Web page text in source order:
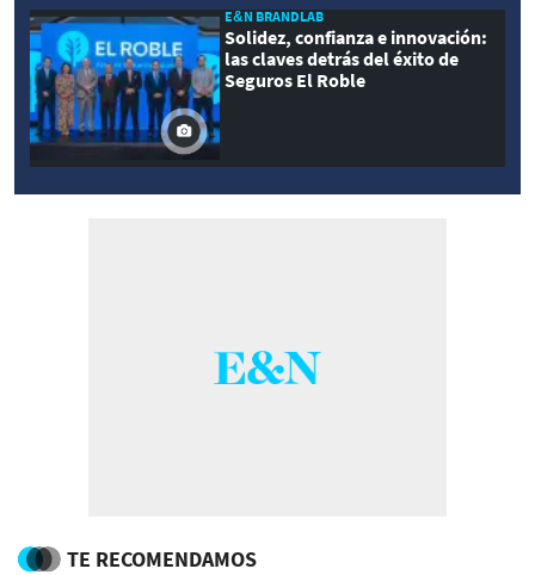
E&N BRANDLAB
Solidez, confianza e innovación:
las claves detrás del éxito de
Seguros El Roble
TE RECOMENDAMOS